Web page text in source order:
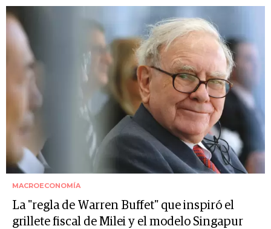
MACROECONOMÍA
La "regla de Warren Buffet" que inspiró el
grillete fiscal de Milei y el modelo Singapur